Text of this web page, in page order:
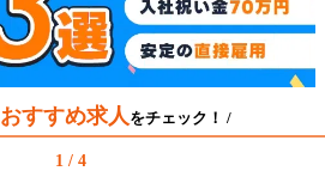
おすすめ求人 をチェック！ /
1 / 4